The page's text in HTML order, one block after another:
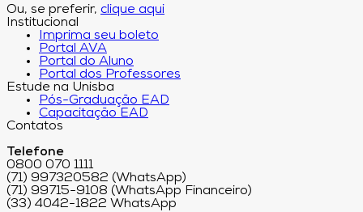
Ou, se preferir, clique aqui
Institucional
Imprima seu boleto
Portal AVA
Portal do Aluno
Portal dos Professores
Estude na Unisba
Pós-Graduação EAD
Capacitação EAD
Contatos
Telefone
0800 070 1111
(71) 997320582 (WhatsApp)
(71) 99715-9108 (WhatsApp Financeiro)
(33) 4042-1822 WhatsApp